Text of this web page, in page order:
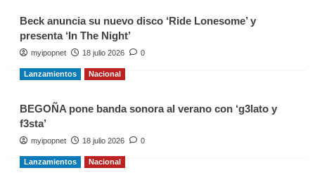
Beck anuncia su nuevo disco ‘Ride Lonesome’ y
presenta ‘In The Night’
myipopnet 18 julio 2026 0
Lanzamientos Nacional
BEGOÑA pone banda sonora al verano con ‘g3lato y
f3sta’
myipopnet 18 julio 2026 0
Lanzamientos Nacional